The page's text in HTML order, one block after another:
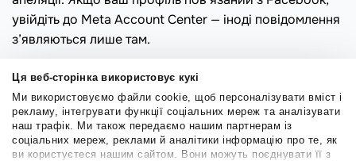
Ця веб-сторінка використовує кукі
Ми використовуємо файли cookie, щоб персоналізувати вміст і
рекламу, інтегрувати функції соціальних мереж та аналізувати
наш трафік. Ми також передаємо нашим партнерам із
соціальних мереж, реклами й аналітики інформацію про те, як
ви користуєтеся нашим сайтом. Вони можуть поєднувати її з
увійдіть до Meta Account Center — іноді повідомлення
з’являються лише там.
Крок 4. Підготуйте обліковий запис до
відновлення
Навіть якщо ви отримали тимчасовий бан, варто
одразу підвищити рівень безпеки: